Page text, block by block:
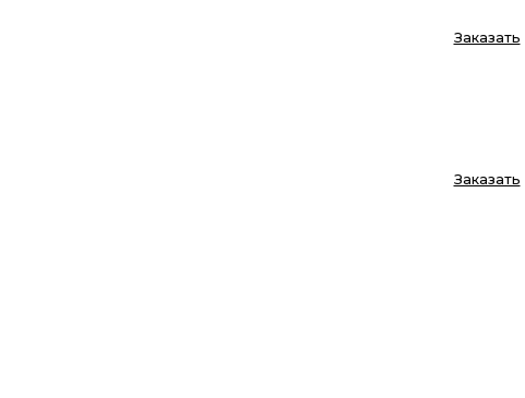
Заказать
Заказать